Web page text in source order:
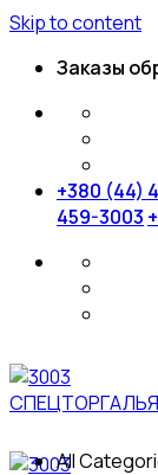
Skip to content
Заказы
+380 (44)
459-3003
All